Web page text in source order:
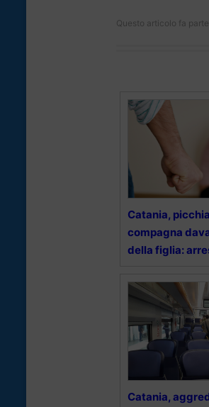
Questo articolo fa
Catania, picchia
compagna
della figlia:
Catania,